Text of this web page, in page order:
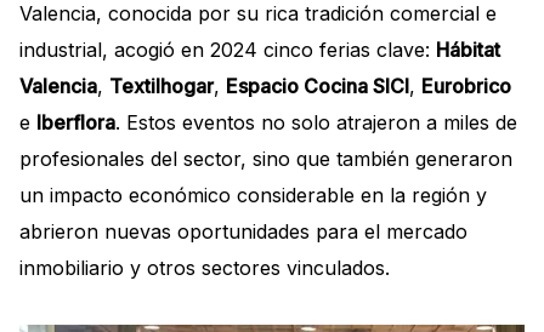
Valencia, conocida por su rica tradición comercial e
industrial, acogió en 2024 cinco ferias clave: Hábitat
Valencia, Textilhogar, Espacio Cocina SICI, Eurobrico
e Iberflora. Estos eventos no solo atrajeron a miles de
profesionales del sector, sino que también generaron
un impacto económico considerable en la región y
abrieron nuevas oportunidades para el mercado
inmobiliario y otros sectores vinculados.